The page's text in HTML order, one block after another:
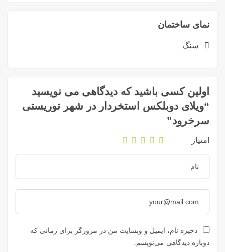
نمای ساختمان
سنگ
اولین کسی باشید که دیدگاهی می نویسید
“ویلای دوبلکس استخردار در شهر توریستی
سرخرود”
امتیاز
ذخیره نام، ایمیل و وبسایت من در مرورگر برای زمانی که
دوباره دیدگاهی می‌نویسم.